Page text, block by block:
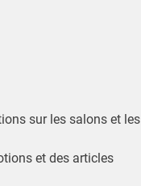
sur les salons et les
et des articles